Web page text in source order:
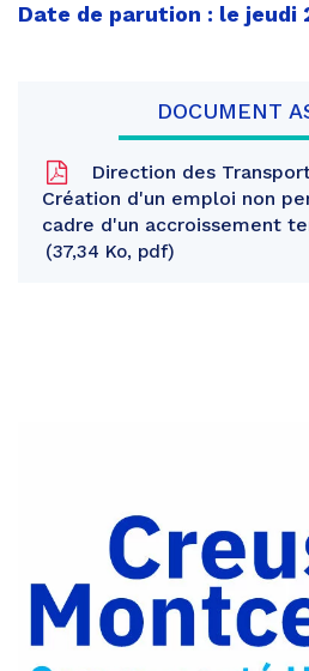
Date de parution : le jeudi
DOCUMENT
Direction des
Création d'un emploi non
cadre d'un accroissement
37,34 Ko, pdf
Facebook
Partager
Twitter
Partager
par
e-
mail